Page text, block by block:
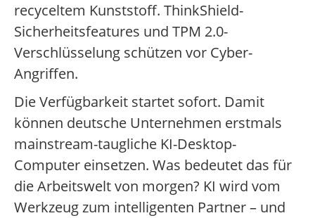
recyceltem Kunststoff. ThinkShield-
Sicherheitsfeatures und TPM 2.0-
Verschlüsselung schützen vor Cyber-
Angriffen.
Die Verfügbarkeit startet sofort. Damit
können deutsche Unternehmen erstmals
mainstream-taugliche KI-Desktop-
Computer einsetzen. Was bedeutet das für
die Arbeitswelt von morgen? KI wird vom
Werkzeug zum intelligenten Partner – und